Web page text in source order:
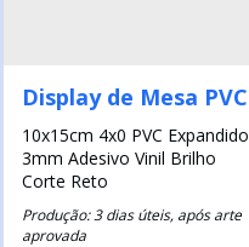
Display de Mesa PVC
10x15cm 4x0 PVC Expandido
3mm Adesivo Vinil Brilho
Corte Reto
Produção: 3 dias úteis, após arte
aprovada